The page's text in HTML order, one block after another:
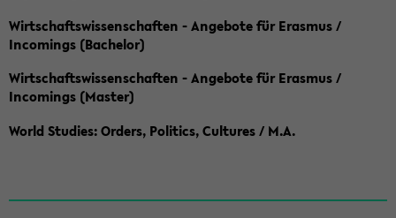
Wirtschaftswissenschaften - Angebote für Erasmus /
Incomings (Bachelor)
Wirtschaftswissenschaften - Angebote für Erasmus /
Incomings (Master)
World Studies: Orders, Politics, Cultures / M.A.